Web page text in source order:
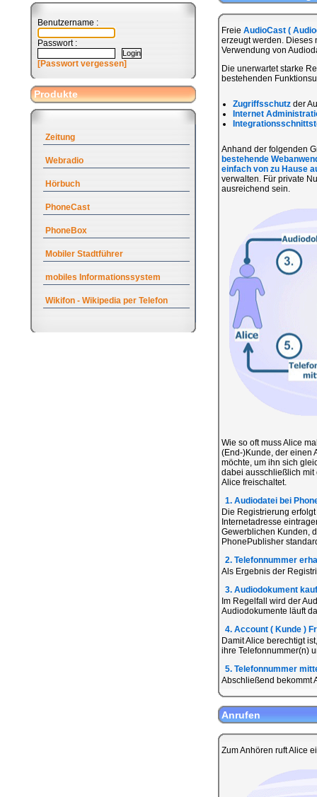
Benutzername :
Passwort :
[Passwort vergessen]
Produkte
Zeitung
Webradio
Hörbuch
PhoneCast
PhoneBox
Mobiler Stadtführer
mobiles Informationssystem
Wikifon - Wikipedia per Telefon
Freie AudioCast (
erzeugt werden. Dieses
Verwendung von
Die unerwartet starke
bestehenden
Zugriffsschutz der
Internet
Anhand der folgenden
bestehende
einfach von zu Hause
verwalten. Für private
ausreichend sein.
Wie so oft muss Alice
(End-)Kunde, der einen
möchte, um ihn sich
dabei ausschließlich mit
Alice freischaltet.
1. Audiodatei bei
Die Registrierung
Internetadresse
Gewerblichen Kunden,
PhonePublisher
2. Telefonnummer
Als Ergebnis der
3. Audiodokument
Im Regelfall wird der
Audiodokumente läuft
4. Account ( Kunde )
Damit Alice berechtigt
ihre Telefonnummer(n)
5. Telefonnummer
Abschließend bekommt
Anrufen
Zum Anhören ruft Alice